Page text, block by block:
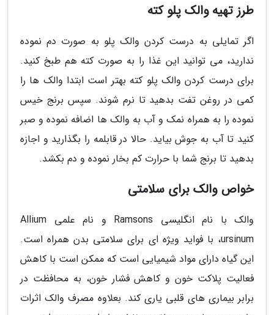
طرز تهیه والک پلو کته
اگر تمایلی به درست کردن والک پلو به صورت دم نموده
ندارید، می توانید این غذا را به صورت کته هم طبخ کنید.
برای درست کردن والک پلو کته بهتر است ابتدا والک ها را
کمی در روغن تفت بدهید تا نرم شوند. سپس برنج خیس
نموده را به همراه نمک و آب به والک ها اضافه نموده و صبر
کنید تا آب به جوش بیاید. حالا در قابلمه را بگذارید و اجازه
بدهید تا برنج شما با حرارت کم بخار نموده و دم بکشد.
خواص والک برای سلامتی
والک با نام انگلیسی Ramsons و نام علمی Allium
ursinum، با فواید ویژه ای برای سلامتی بدن همراه است.
این گیاه دارای مواد شیمیایی است که ممکن است با کاهش
فعالیت پلاکت خون و کاهش فشار خون، به محافظت در
برابر بیماری های قلبی یاری کند. بعلاوه مصرف والک اثرات